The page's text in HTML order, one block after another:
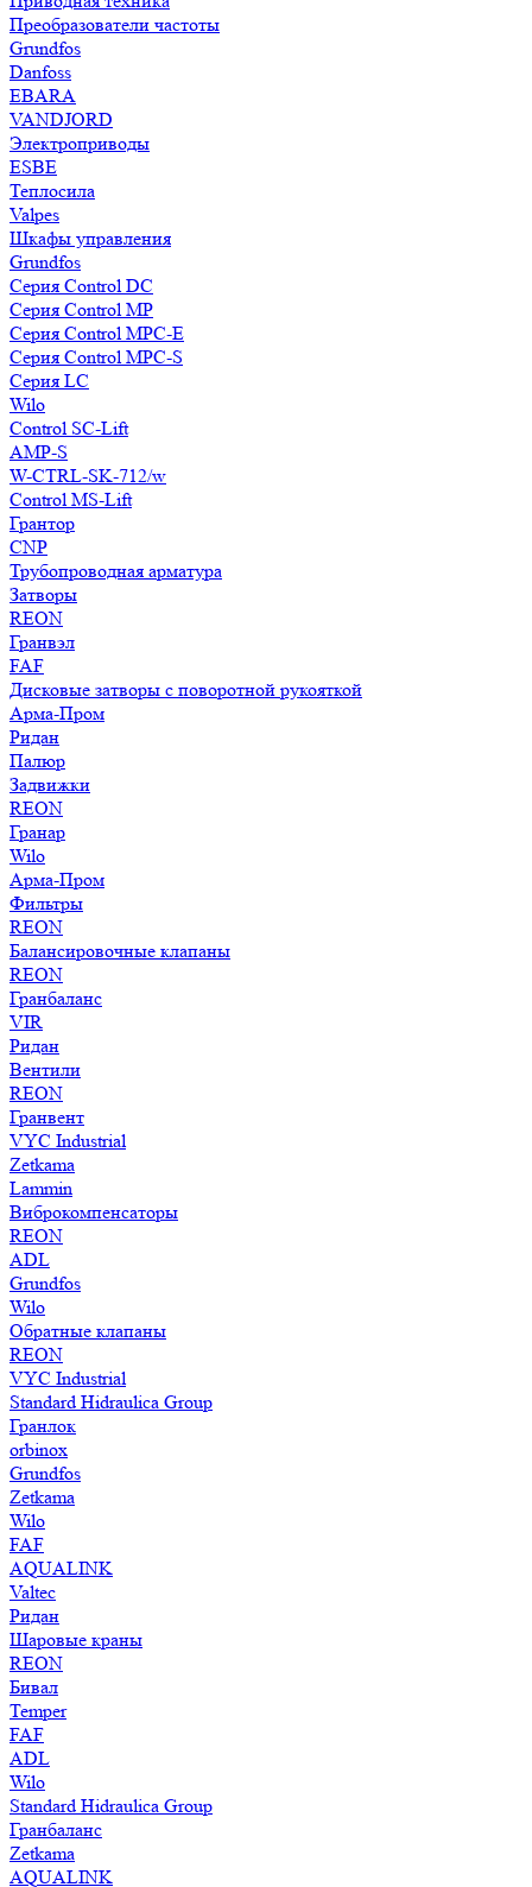
Преобразователи частоты
Grundfos
Danfoss
EBARA
VANDJORD
Электроприводы
ESBE
Теплосила
Valpes
Шкафы управления
Grundfos
Серия Control DC
Серия Control MP
Серия Control MPC-E
Серия Control MPC-S
Серия LC
Wilo
Control SC-Lift
AMP-S
W-CTRL-SK-712/w
Control MS-Lift
Грантор
CNP
Трубопроводная арматура
Затворы
REON
Гранвэл
FAF
Дисковые затворы с поворотной рукояткой
Арма-Пром
Ридан
Палюр
Задвижки
REON
Гранар
Wilo
Арма-Пром
Фильтры
REON
Балансировочные клапаны
REON
Гранбаланс
VIR
Ридан
Вентили
REON
Гранвент
VYC Industrial
Zetkama
Lammin
Виброкомпенсаторы
REON
ADL
Grundfos
Wilo
Обратные клапаны
REON
VYC Industrial
Standard Hidraulica Group
Гранлок
orbinox
Grundfos
Zetkama
Wilo
FAF
AQUALINK
Valtec
Ридан
Шаровые краны
REON
Бивал
Temper
FAF
ADL
Wilo
Standard Hidraulica Group
Гранбаланс
Zetkama
AQUALINK